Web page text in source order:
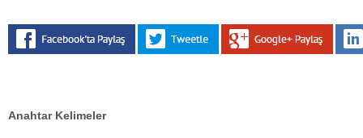
Anahtar Kelimeler